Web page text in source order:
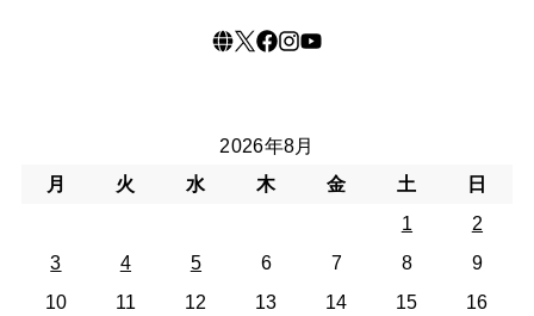
2026年8月
月
火 水 木 金 土
日
1
2
3
4 5 6 7 8
9
10
11 12 13 14 15
16